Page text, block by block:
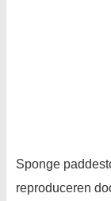
Sponge
reproduceren